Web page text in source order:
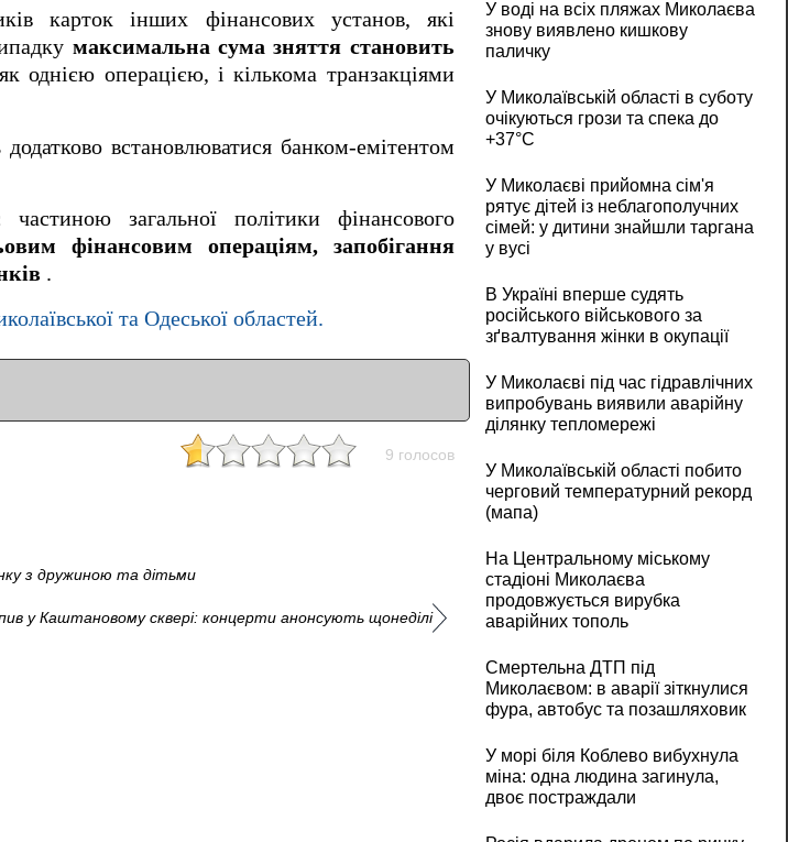
карток інших фінансових установ, які
максимальна сума зняття становить
операцією, і кількома транзакціями
встановлюватися банком-емітентом
загальної політики фінансового
фінансовим операціям, запобігання
.
та Одеської областей.
9 голосов
з дружиною та дітьми
у Каштановому сквері: концерти анонсують щонеділі
У воді на всіх пляжах Миколаєва
знову виявлено кишкову
паличку
У Миколаївській області в суботу
очікуються грози та спека до
+37°C
У Миколаєві прийомна сім'я
рятує дітей із неблагополучних
сімей: у дитини знайшли таргана
у вусі
В Україні вперше судять
російського військового за
зґвалтування жінки в окупації
У Миколаєві під час гідравлічних
випробувань виявили аварійну
ділянку тепломережі
У Миколаївській області побито
черговий температурний рекорд
(мапа)
На Центральному міському
стадіоні Миколаєва
продовжується вирубка
аварійних тополь
Смертельна ДТП під
Миколаєвом: в аварії зіткнулися
фура, автобус та позашляховик
У морі біля Коблево вибухнула
міна: одна людина загинула,
двоє постраждали